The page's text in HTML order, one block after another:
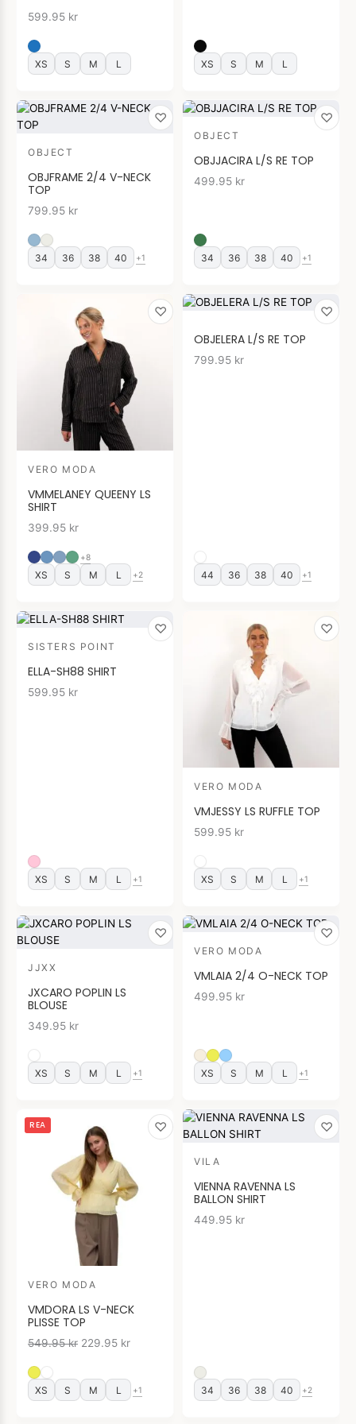
599.95 kr
XS S M L XS S M L
♡
OBJECT
OBJFRAME 2/4 V-NECK
TOP
799.95 kr
34 36 38 40 +1
♡
OBJECT
OBJJACIRA L/S RE TOP
499.95 kr
34 36 38 40 +1
♡
VERO MODA
VMMELANEY QUEENY LS
SHIRT
399.95 kr
+8
XS S M L +2
♡
OBJELERA L/S RE TOP
799.95 kr
44 36 38 40 +1
♡
SISTERS POINT
ELLA-SH88 SHIRT
599.95 kr
XS S M L +1
♡
VERO MODA
VMJESSY LS RUFFLE TOP
599.95 kr
XS S M L +1
♡
JJXX
JXCARO POPLIN LS
BLOUSE
349.95 kr
XS S M L +1
♡
VERO MODA
VMLAIA 2/4 O-NECK TOP
499.95 kr
XS S M L +1
♡
REA
VERO MODA
VMDORA LS V-NECK
PLISSE TOP
549.95kr
ursprungliga
priset
var:
549.95 kr.
229.95 kr
nuvarande
229.95 kr.
XS S M L +1
♡
VILA
VIENNA RAVENNA LS
BALLON SHIRT
449.95 kr
34 36 38 40 +2